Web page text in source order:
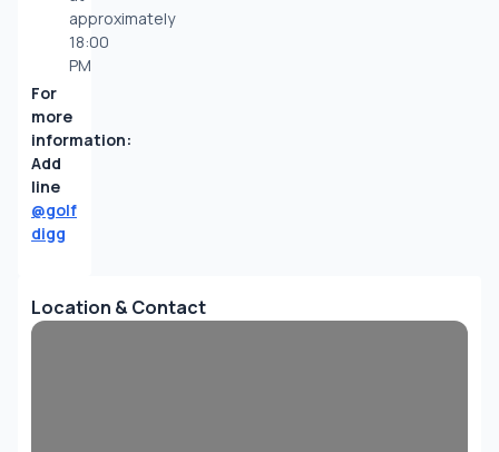
approximately
18:00
PM
For
more
information:
Add
@golf
digg
Location & Contact